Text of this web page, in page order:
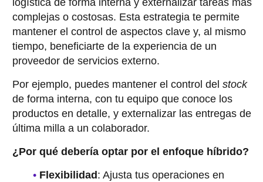
logística de forma interna y externalizar tareas más
complejas o costosas. Esta estrategia te permite
mantener el control de aspectos clave y, al mismo
tiempo, beneficiarte de la experiencia de un
proveedor de servicios externo.
Por ejemplo, puedes mantener el control del stock
de forma interna, con tu equipo que conoce los
productos en detalle, y externalizar las entregas de
última milla a un colaborador.
¿Por qué debería optar por el enfoque híbrido?
Flexibilidad : Ajusta tus operaciones en